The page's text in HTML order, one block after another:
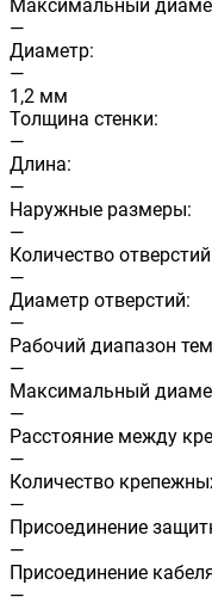
Максимальный
—
Диаметр:
—
1,2 мм
Толщина стенки:
—
Длина:
—
Наружные размеры:
—
Количество
—
Диаметр отверстий:
—
Рабочий диапазон
—
Максимальный
—
Расстояние между
—
Количество
—
Присоединение
—
Присоединение
—